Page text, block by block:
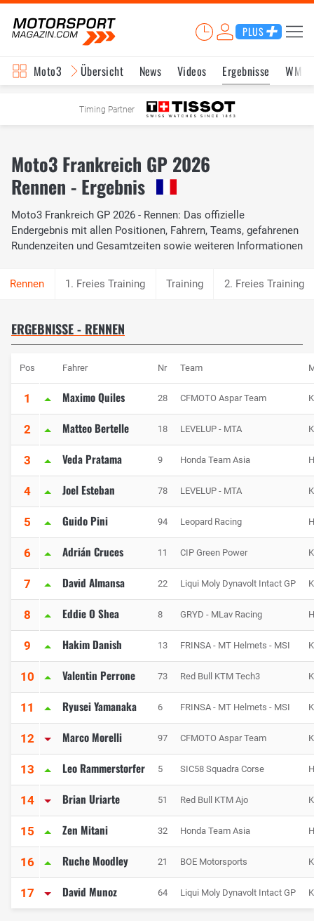
PLUS
Moto3 Übersicht News Videos Ergebnisse WM-
Timing Partner
Moto3 Frankreich GP 2026
Rennen - Ergebnis
Moto3 Frankreich GP 2026 - Rennen: Das offizielle
Endergebnis mit allen Positionen, Fahrern, Teams, gefahrenen
Rundenzeiten und Gesamtzeiten sowie weiteren Informationen
1. Freies Training Training 2. Freies Training
ERGEBNISSE - RENNEN
Pos Fahrer Nr Team
1 Maximo Quiles 28 CFMOTO Aspar Team
2 Matteo Bertelle 18 LEVELUP - MTA
3 Veda Pratama 9 Honda Team Asia
4 Joel Esteban 78 LEVELUP - MTA
5 Guido Pini 94 Leopard Racing
6 Adrián Cruces 11 CIP Green Power
7 David Almansa 22 Liqui Moly Dynavolt Intact GP
8 Eddie O Shea 8 GRYD - MLav Racing
9 Hakim Danish 13 FRINSA - MT Helmets - MSI
10 Valentin Perrone 73 Red Bull KTM Tech3
11 Ryusei Yamanaka 6 FRINSA - MT Helmets - MSI
12 Marco Morelli 97 CFMOTO Aspar Team
13 Leo Rammerstorfer 5 SIC58 Squadra Corse
14 Brian Uriarte 51 Red Bull KTM Ajo
15 Zen Mitani 32 Honda Team Asia
16 Ruche Moodley 21 BOE Motorsports
17 David Munoz 64 Liqui Moly Dynavolt Intact GP